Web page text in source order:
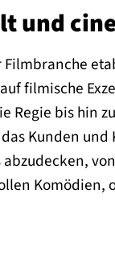
und
filmische
bis hin
Kunden
Komödien,